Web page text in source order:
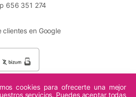
656 351 274
clientes en Google
cookies para ofrecerte una mejor
servicios. Puedes aceptar todas